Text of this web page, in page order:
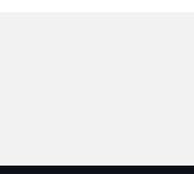
a un nuevo
haya problemas